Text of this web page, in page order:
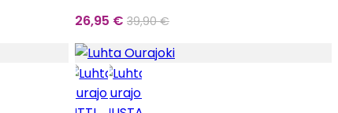
26,95 € 39,90 €